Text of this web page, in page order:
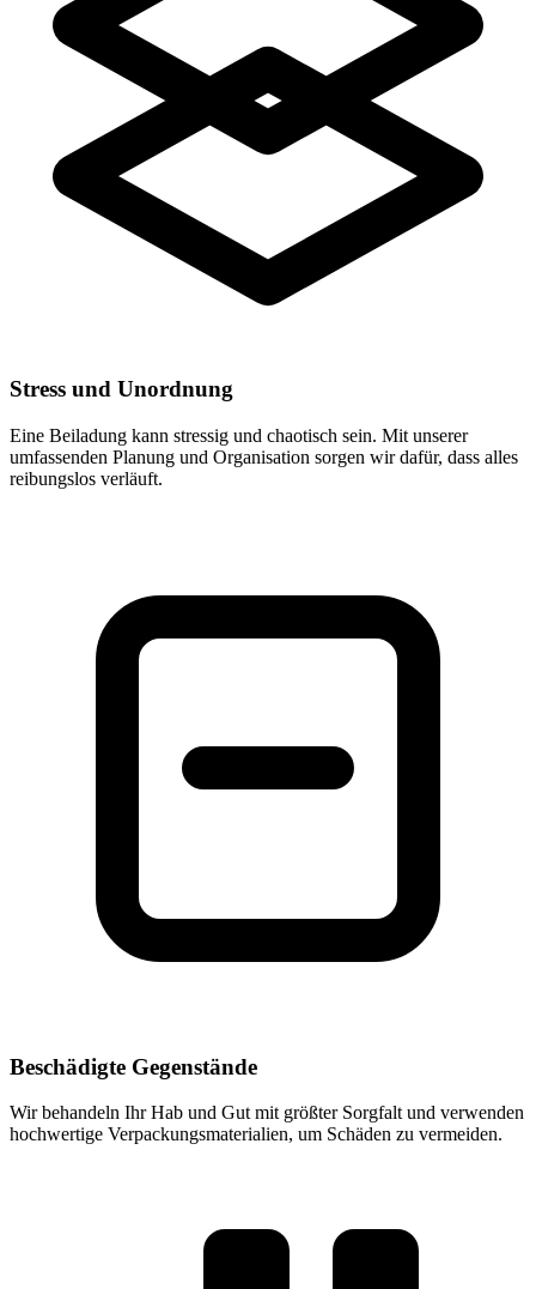
Stress und Unordnung
Eine Beiladung kann stressig und chaotisch sein. Mit unserer
umfassenden Planung und Organisation sorgen wir dafür, dass alles
reibungslos verläuft.
Beschädigte Gegenstände
Wir behandeln Ihr Hab und Gut mit größter Sorgfalt und verwenden
hochwertige Verpackungsmaterialien, um Schäden zu vermeiden.